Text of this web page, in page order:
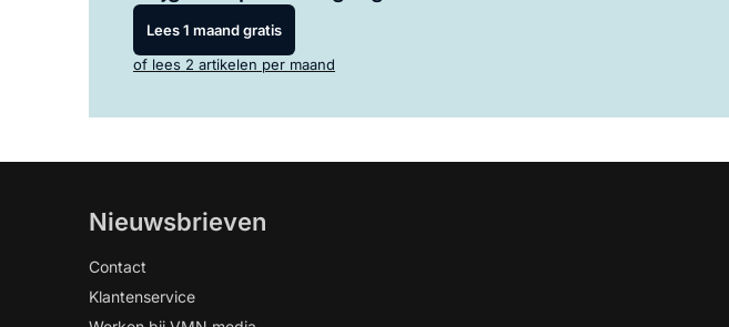
Lees 1 maand gratis
of lees 2 artikelen per maand
Nieuwsbrieven
Contact
Klantenservice